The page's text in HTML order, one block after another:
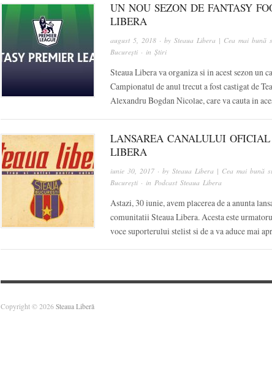
UN NOU SEZON DE FANTASY
LIBERA
august 5, 2018 · by Steaua Libera | Cea mai bună
București · in Știri
Steaua Libera va organiza si in acest sezon un
Campionatul de anul trecut a fost castigat de
Alexandru Bogdan Nicolae, care va cauta in
LANSAREA CANALULUI
LIBERA
iunie 30, 2017 · by Steaua Libera | Cea mai bună
București · in Podcast Steaua Libera
Astazi, 30 iunie, avem placerea de a anunta
comunitatii Steaua Libera. Acesta este
voce suporterului stelist si de a va aduce mai
Copyright © 2026 Steaua Liberă